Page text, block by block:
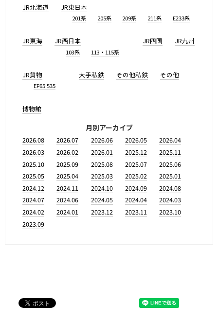
JR北海道 JR東日本
201系 205系 209系 211系 E233系
JR東海 JR西日本
103系 113・115系
JR四国 JR九州
JR貨物
EF65 535
大手私鉄 その他私鉄 その他
博物館
月別アーカイブ
2026.08 2026.07 2026.06 2026.05
2026.04
2026.03
2026.02 2026.01 2025.12
2025.11
2025.10
2025.09 2025.08 2025.07
2025.06
2025.05
2025.04 2025.03 2025.02
2025.01
2024.12
2024.11 2024.10 2024.09
2024.08
2024.07
2024.06 2024.05 2024.04
2024.03
2024.02
2024.01 2023.12 2023.11
2023.10
2023.09